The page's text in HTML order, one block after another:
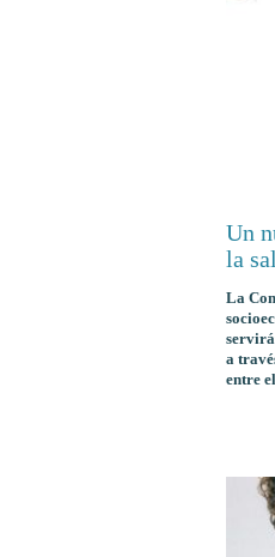
Un
la
La
a
entre